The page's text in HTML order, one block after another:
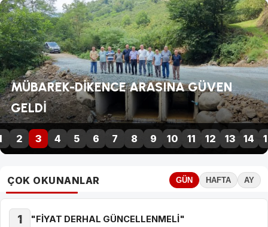
TÜRK SAĞLIK-SEN'DEN ZİYARET...
2 3 4 5 6 7 8 9 10 11 12 13 14
ÇOK OKUNANLAR GÜN HAFTA AY
1 "FİYAT DERHAL GÜNCELLENMELİ"